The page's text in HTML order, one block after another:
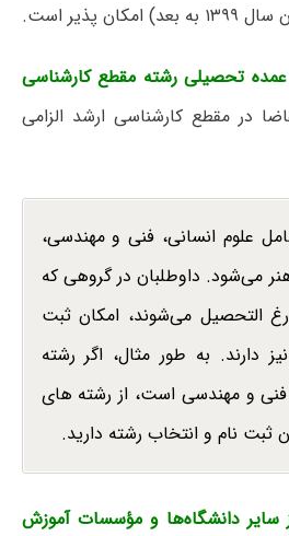
پذیر است.
تحصیلی رشته مقطع کارشناسی
در مقطع کارشناسی ارشد الزامی
علوم انسانی، فنی و مهندسی،
می‌شود. داوطلبان در گروهی که
التحصیل می‌شوند، امکان ثبت
دارند. به طور مثال، اگر رشته
فنی و مهندسی است، از رشته های
ثبت نام و انتخاب رشته دارید.
سایر دانشگاه‌ها و مؤسسات آموزش